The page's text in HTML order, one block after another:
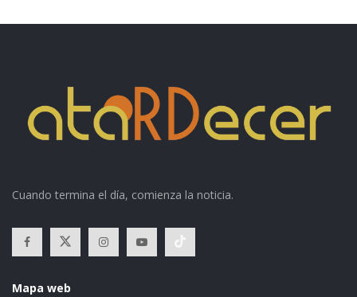
Cuando termina el día, comienza la noticia.
Mapa web